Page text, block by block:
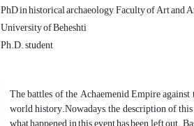
PhD in historical archaeology, Faculty of Art and
University of Beheshti
Ph.D. student
The battles of the Achaemenid Empire
world history.Nowadays, the description of